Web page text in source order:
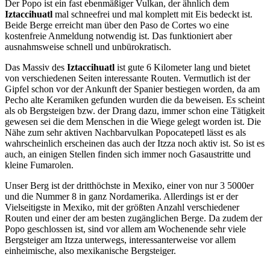
Der Popo ist ein fast ebenmäßiger Vulkan, der ähnlich dem
Iztaccihuatl mal schneefrei und mal komplett mit Eis bedeckt ist.
Beide Berge erreicht man über den Paso de Cortes wo eine
kostenfreie Anmeldung notwendig ist. Das funktioniert aber
ausnahmsweise schnell und unbürokratisch.
Das Massiv des Iztaccihuatl ist gute 6 Kilometer lang und bietet
von verschiedenen Seiten interessante Routen. Vermutlich ist der
Gipfel schon vor der Ankunft der Spanier bestiegen worden, da am
Pecho alte Keramiken gefunden wurden die da beweisen. Es scheint
als ob Bergsteigen bzw. der Drang dazu, immer schon eine Tätigkeit
gewesen sei die dem Menschen in die Wiege gelegt worden ist. Die
Nähe zum sehr aktiven Nachbarvulkan Popocatepetl lässt es als
wahrscheinlich erscheinen das auch der Itzza noch aktiv ist. So ist es
auch, an einigen Stellen finden sich immer noch Gasaustritte und
kleine Fumarolen.
Unser Berg ist der dritthöchste in Mexiko, einer von nur 3 5000er
und die Nummer 8 in ganz Nordamerika. Allerdings ist er der
Vielseitigste in Mexiko, mit der größten Anzahl verschiedener
Routen und einer der am besten zugänglichen Berge. Da zudem der
Popo geschlossen ist, sind vor allem am Wochenende sehr viele
Bergsteiger am Itzza unterwegs, interessanterweise vor allem
einheimische, also mexikanische Bergsteiger.